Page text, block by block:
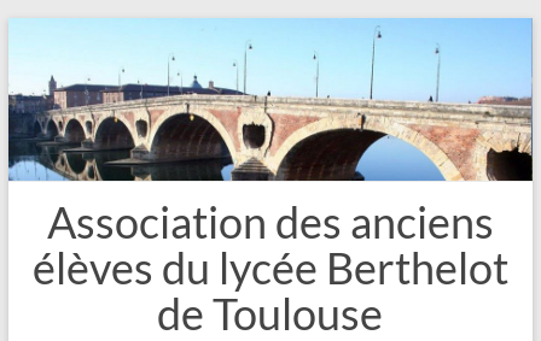
contenu
Association des anciens
élèves du lycée Berthelot
de Toulouse